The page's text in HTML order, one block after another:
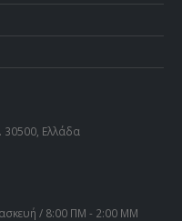
30500, Ελλάδα
/ 8:00 ΠΜ - 2:00 ΜΜ